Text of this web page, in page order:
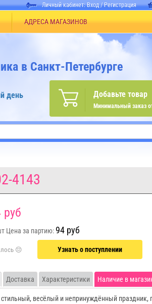
Личный кабинет:Вход/Регистрация
АДРЕСА МАГАЗИНОВ
в Санкт-Петербурге
Добавьте товар
Минимальный заказ
день
4143
руб
Цена за партию: 94 руб
Узнать о поступлении
Доставка Характеристики Наличие в
стильный, весёлый и непринуждённый праздник,